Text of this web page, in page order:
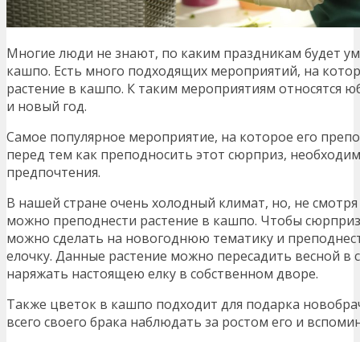
Многие люди не знают, по каким праздникам будет
кашпо. Есть много подходящих мероприятий, на
растение в кашпо. К таким мероприятиям относятся
и новый год.
Самое популярное мероприятие, на которое его
перед тем как преподносить этот сюрприз,
предпочтения.
В нашей стране очень холодный климат, но, не
можно преподнести растение в кашпо. Чтобы
можно сделать на новогоднюю тематику и
елочку. Данные растение можно пересадить весной в
наряжать настоящею елку в собственном дворе.
Также цветок в кашпо подходит для подарка
всего своего брака наблюдать за ростом его и